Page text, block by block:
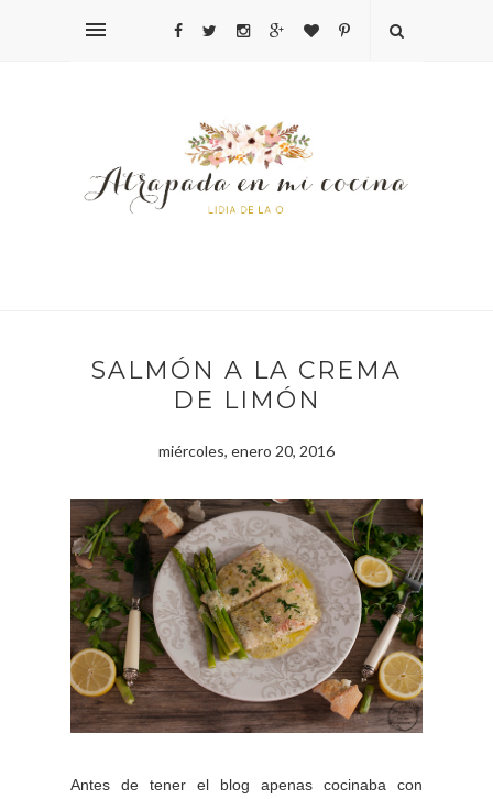
SALMÓN A LA CREMA
DE LIMÓN
miércoles, enero 20, 2016
Antes de tener el blog apenas cocinaba con